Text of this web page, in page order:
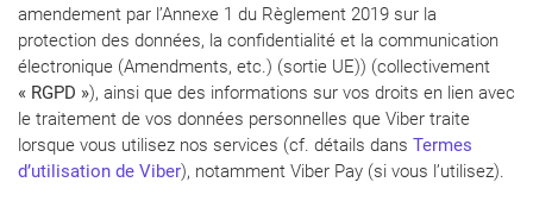
amendement par l’Annexe 1 du Règlement 2019 sur la
protection des données, la confidentialité et la communication
électronique (Amendments, etc.) (sortie UE)) (collectivement
« RGPD »), ainsi que des informations sur vos droits en lien avec
le traitement de vos données personnelles que Viber traite
lorsque vous utilisez nos services (cf. détails dans Termes
d’utilisation de Viber), notamment Viber Pay (si vous l’utilisez).